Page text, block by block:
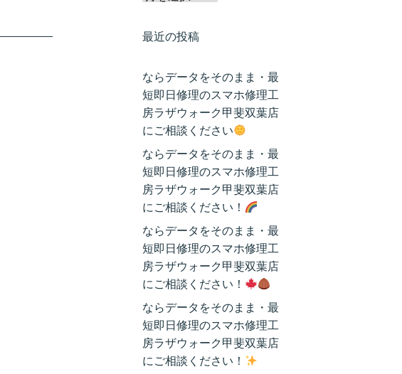
最近の投稿
ならデータをそのまま・最
短即日修理のスマホ修理工
房ラザウォーク甲斐双葉店
にご相談ください
ならデータをそのまま・最
短即日修理のスマホ修理工
房ラザウォーク甲斐双葉店
にご相談ください！
ならデータをそのまま・最
短即日修理のスマホ修理工
房ラザウォーク甲斐双葉店
にご相談ください！
ならデータをそのまま・最
短即日修理のスマホ修理工
房ラザウォーク甲斐双葉店
にご相談ください！